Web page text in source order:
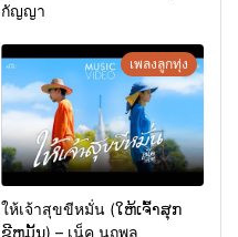
กัญญา
เพลงลูกทุ่ง
ให้เจ้าสุขขีหมั่น (ໃຫ້ເຈົ້າສຸກ
ຂີຫມັ້ນ) – เน็ค นฤพล